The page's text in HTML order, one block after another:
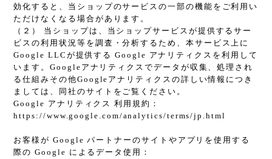
効化すると、当ショップのサービスの一部の機能をご利用い
ただけなくなる場合があります。
（２） 当ショップは、当ショップサービスが提供するサー
ビスの利用状況等を調査・分析するため、本サービス上に
Google LLCが提供する Google アナリティクスを利用して
います。Googleアナリティクスでデータが収集、処理され
る仕組みその他Googleアナリティクスの詳しい情報につき
ましては、同社のサイトをご覧ください。
Google アナリティクス 利用規約：
https://www.google.com/analytics/terms/jp.html
お客様が Google パートナーのサイトやアプリを使用する
際の Google によるデータ使用：